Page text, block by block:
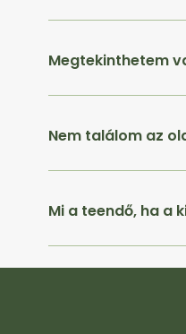
Megtekinthetem
Nem találom az
Mi a teendő, ha a